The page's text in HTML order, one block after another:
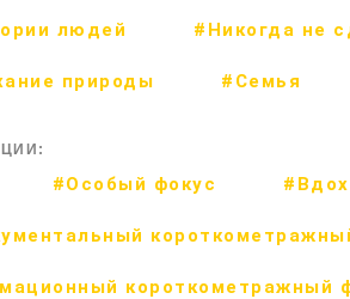
людей #Никогда не
природы #Семья
#Особый фокус
короткометражный